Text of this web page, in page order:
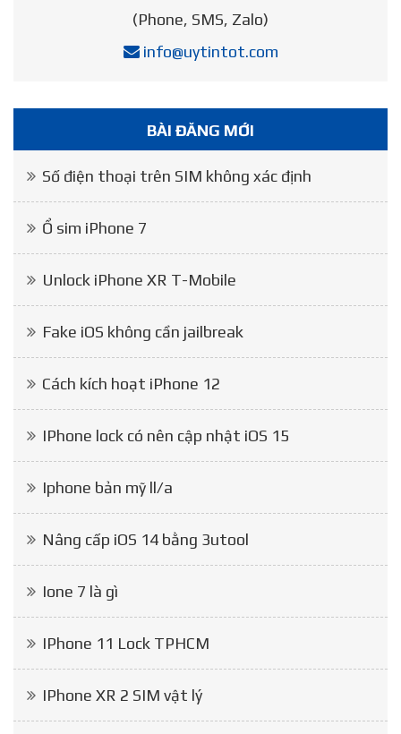
(Phone, SMS, Zalo)
info@uytintot.com
BÀI ĐĂNG MỚI
Số điện thoại trên SIM không xác định
Ổ sim iPhone 7
Unlock iPhone XR T-Mobile
Fake iOS không cần jailbreak
Cách kích hoạt iPhone 12
IPhone lock có nên cập nhật iOS 15
Iphone bản mỹ ll/a
Nâng cấp iOS 14 bằng 3utool
Ione 7 là gì
IPhone 11 Lock TPHCM
IPhone XR 2 SIM vật lý